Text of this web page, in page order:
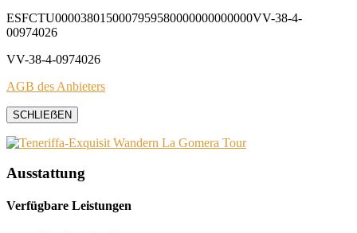
ESFCTU0000380150007959580000000000000VV-38-4-
00974026
VV-38-4-0974026
AGB des Anbieters
SCHLIEẞEN
Ausstattung
Verfügbare Leistungen